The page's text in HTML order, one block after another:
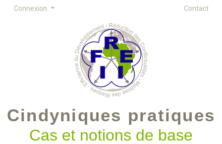
Connexion Contact
Cindyniques pratiques
Cas et notions de base